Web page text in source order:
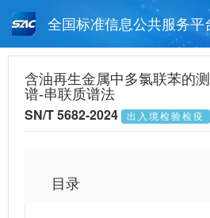
全国标准信息公共服务平
标准公告查
含油再生金属中多氯联苯的
谱-串联质谱法
SN/T 5682-2024 出入境检验检疫
目录